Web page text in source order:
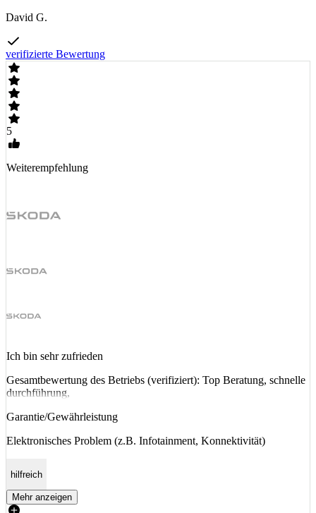
David G.
verifizierte Bewertung
5
Weiterempfehlung
Ich bin sehr zufrieden
Gesamtbewertung des Betriebs (verifiziert): Top Beratung, schnelle
durchführung,
Garantie/Gewährleistung
Elektronisches Problem (z.B. Infotainment, Konnektivität)
hilfreich
Mehr anzeigen